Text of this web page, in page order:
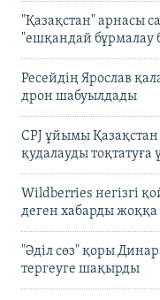
"Қазақстан" арнасы
"ешқандай бұрмалау
Ресейдің Ярослав
дрон шабуылдады
CPJ ұйымы
қудалауды тоқтатуға
Wildberries негізгі
деген хабарды
"Әділ сөз" қоры
тергеуге шақырды